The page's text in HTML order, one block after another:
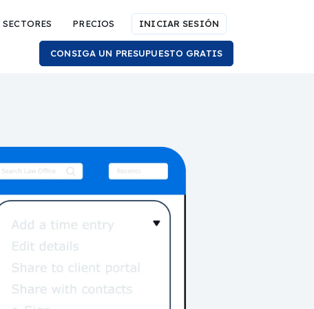
SECTORES PRECIOS INICIAR SESIÓN
CONSIGA UN PRESUPUESTO GRATIS